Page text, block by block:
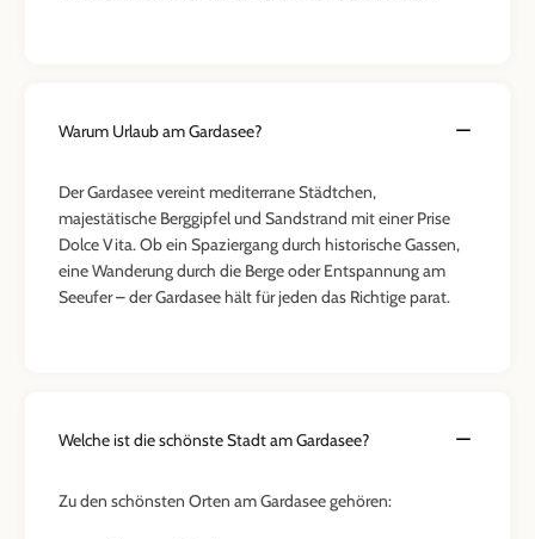
Warum Urlaub am Gardasee?
Der Gardasee vereint mediterrane Städtchen,
majestätische Berggipfel und Sandstrand mit einer Prise
Dolce Vita. Ob ein Spaziergang durch historische Gassen,
eine Wanderung durch die Berge oder Entspannung am
Seeufer – der Gardasee hält für jeden das Richtige parat.
Welche ist die schönste Stadt am Gardasee?
Zu den schönsten Orten am Gardasee gehören: